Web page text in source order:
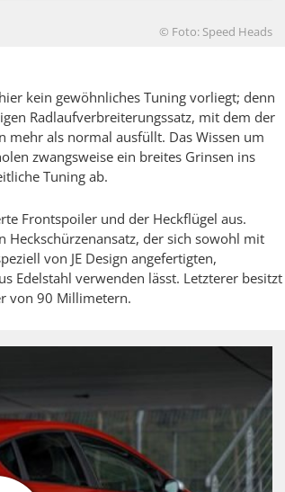
© Foto: Speed Heads
kein gewöhnliches Tuning vorliegt; denn
Radlaufverbreiterungssatz, mit dem der
mehr als normal ausfüllt. Das Wissen um
zwangsweise ein breites Grinsen ins
Tuning ab.
Frontspoiler und der Heckflügel aus.
der sich sowohl mit
von JE Design angefertigten,
Edelstahl verwenden lässt. Letzterer besitzt
von 90 Millimetern.